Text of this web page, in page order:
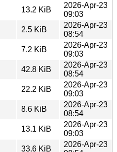
13.2 KiB
2026-Apr-23
09:03
2.5 KiB
2026-Apr-23
08:54
7.2 KiB
2026-Apr-23
09:03
42.8 KiB
2026-Apr-23
08:54
22.2 KiB
2026-Apr-23
09:03
8.6 KiB
2026-Apr-23
08:54
13.1 KiB
2026-Apr-23
09:03
33.6 KiB
2026-Apr-23